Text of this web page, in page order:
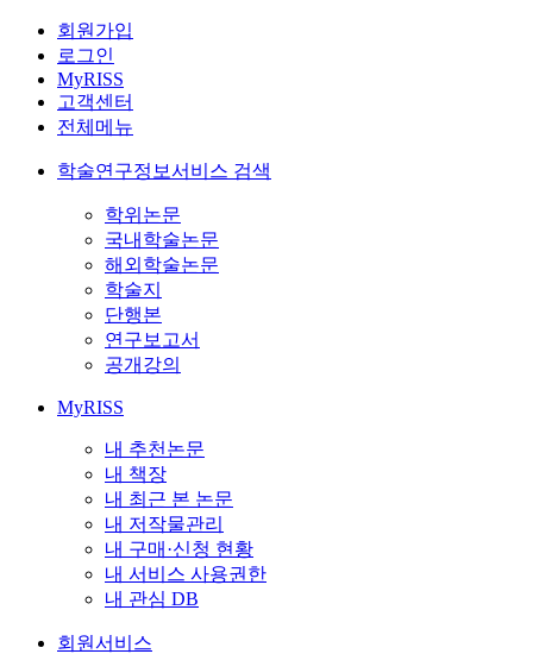
회원가입
로그인
MyRISS
고객센터
전체메뉴
학술연구정보서비스 검색
학위논문
국내학술논문
해외학술논문
학술지
단행본
연구보고서
공개강의
MyRISS
내 추천논문
내 책장
내 최근 본 논문
내 저작물관리
내 구매·신청 현황
내 서비스 사용권한
내 관심 DB
회원서비스